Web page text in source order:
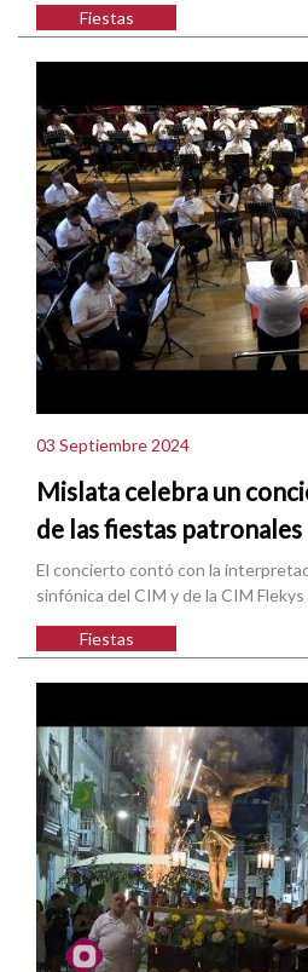
Fiestas
03 Septiembre 2024
Mislata celebra un
de las fiestas patronales
El concierto contó con la
sinfónica del CIM y de la CIM Flekys
Fiestas